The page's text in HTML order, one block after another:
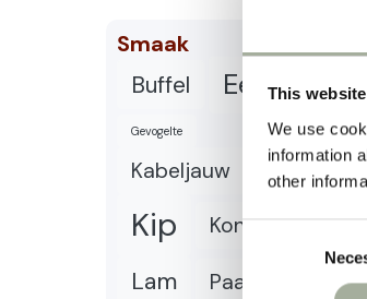
This
We use
information
other
Smaak
Buffel Eend
Gevogelte
Kabeljauw Kalkoen
Kip Konijn
Lam Paard